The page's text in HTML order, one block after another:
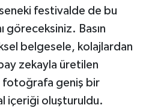
seneki festivalde de bu
göreceksiniz. Basın
belgesele, kolajlardan
zekayla üretilen
fotoğrafa geniş bir
içeriği oluşturuldu.